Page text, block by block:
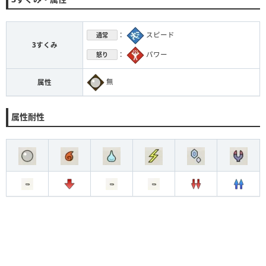
3すくみ
通常 ： スピード
怒り ： パワー
属性 無
属性耐性